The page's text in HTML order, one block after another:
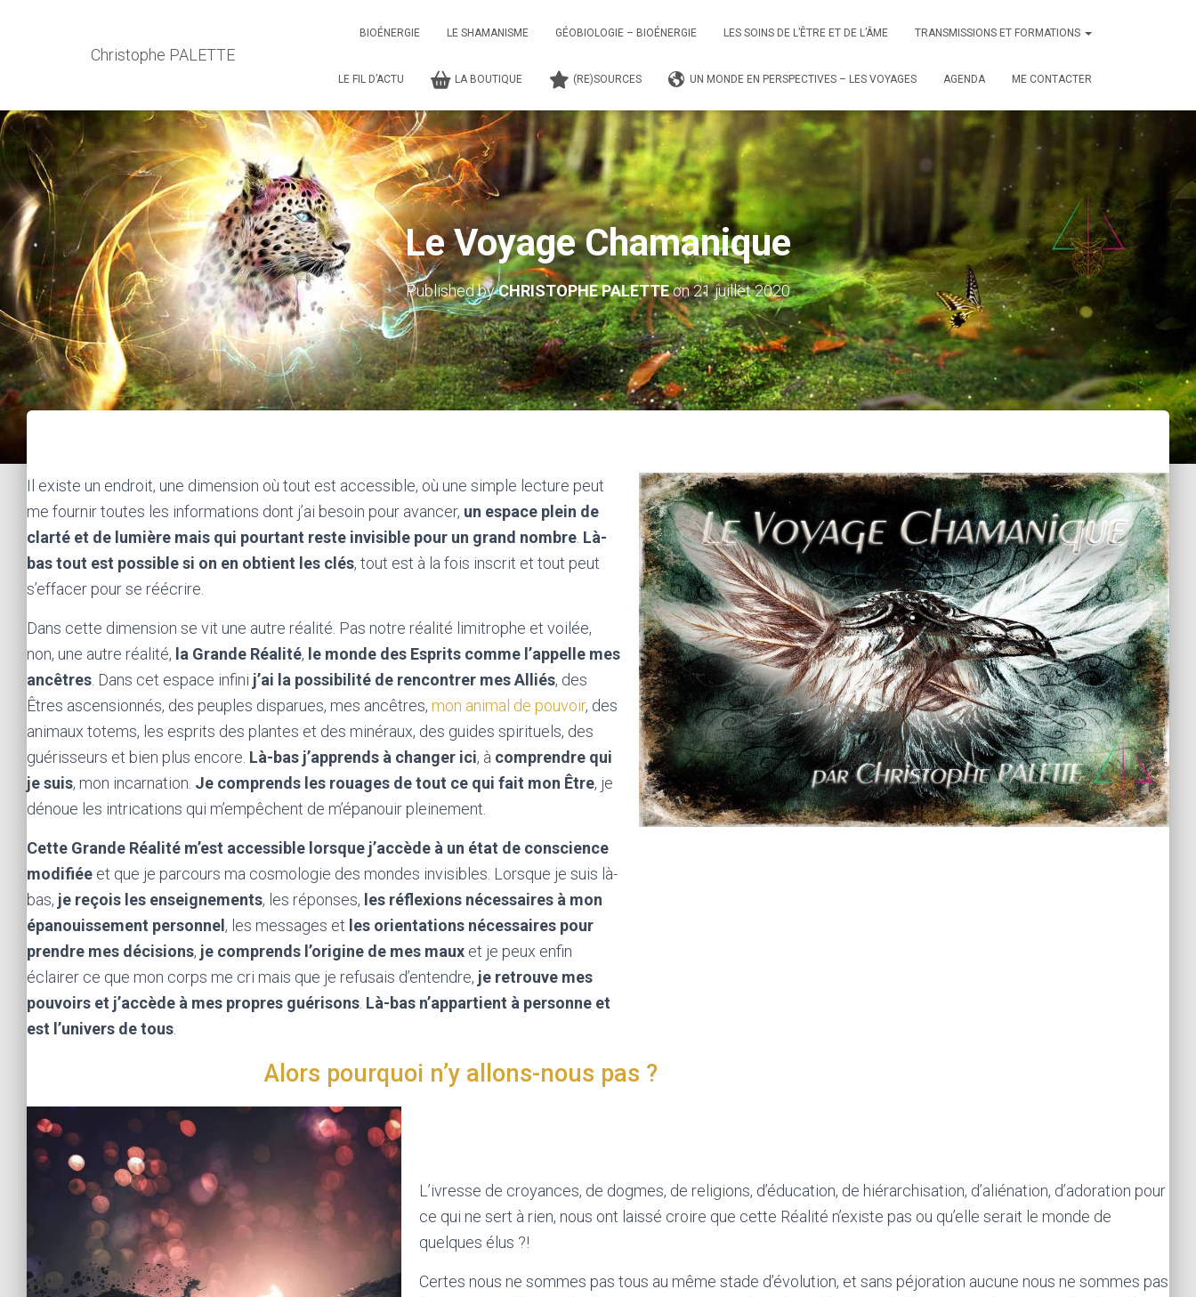
Christophe PALETTE
BIOÉNERGIE LE SHAMANISME GÉOBIOLOGIE – BIOÉNERGIE LES SOINS DE L’ÊTRE ET DE L’ÂME TRANSMISSIONS ET FORMATIONS
LE FIL D’ACTU LA BOUTIQUE (RE)SOURCES UN MONDE EN PERSPECTIVES – LES VOYAGES AGENDA ME CONTACTER
Le Voyage Chamanique
Published byCHRISTOPHE PALETTEon21 juillet 2020
Il existe un endroit, une dimension où tout est accessible, où une simple lecture peut
me fournir toutes les informations dont j’ai besoin pour avancer, un espace plein de
clarté et de lumière mais qui pourtant reste invisible pour un grand nombre Là-
bas tout est possible si on en obtient les clés, tout est à la fois inscrit et tout peut
s’effacer pour se réécrire.
Dans cette dimension se vit une autre réalité. Pas notre réalité limitrophe et voilée,
non, une autre réalité, la Grande Réalité, le monde des Esprits comme l’appelle mes
ancêtres . Dans cet espace infini j’ai la possibilité de rencontrer mes Alliés, des
Êtres ascensionnés, des peuples disparues, mes ancêtres, mon animal de pouvoir, des
animaux totems, les esprits des plantes et des minéraux, des guides spirituels, des
guérisseurs et bien plus encore. Là-bas j’apprends à changer ici, à comprendre qui
je suis, mon incarnation. Je comprends les rouages de tout ce qui fait mon Être, je
dénoue les intrications qui m’empêchent de m’épanouir pleinement.
Cette Grande Réalité m’est accessible lorsque j’accède à un état de conscience
modifiée et que je parcours ma cosmologie des mondes invisibles. Lorsque je suis là-
bas, je reçois les enseignements, les réponses, les réflexions nécessaires à mon
épanouissement personnel , les messages et les orientations nécessaires pour
prendre mes décisions, je comprends l’origine de mes maux et je peux enfin
éclairer ce que mon corps me cri mais que je refusais d’entendre, je retrouve mes
pouvoirs et j’accède à mes propres guérisons Là-bas n’appartient à personne et
est l’univers de tous
Alors pourquoi n’y allons-nous pas ?
L’ivresse de croyances, de dogmes, de religions, d’éducation, de hiérarchisation, d’aliénation, d’adoration pour
ce qui ne sert à rien, nous ont laissé croire que cette Réalité n’existe pas ou qu’elle serait le monde de
quelques élus ?!
Certes nous ne sommes pas tous au même stade d’évolution, et sans péjoration aucune nous ne sommes pas